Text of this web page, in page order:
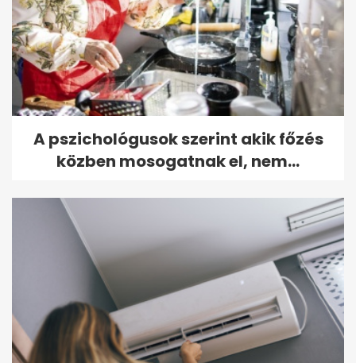
A pszichológusok szerint akik főzés
közben mosogatnak el, nem...